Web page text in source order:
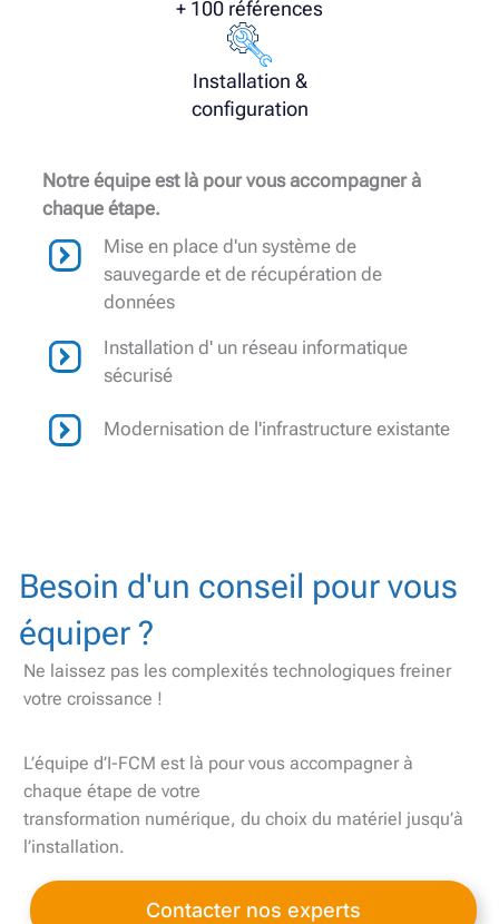
+ 100 références
Installation &
configuration
Notre équipe est là pour vous accompagner à
chaque étape.
Mise en place d'un système de
sauvegarde et de récupération de
données
Installation d' un réseau informatique
sécurisé
Modernisation de l'infrastructure existante
Besoin d'un conseil pour vous
équiper ?
Ne laissez pas les complexités technologiques freiner
votre croissance !
L’équipe d’I-FCM est là pour vous accompagner à
chaque étape de votre
transformation numérique, du choix du matériel jusqu’à
l’installation.
Contacter nos experts